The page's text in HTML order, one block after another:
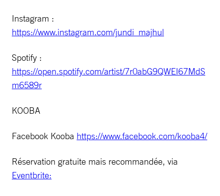
Instagram :
https://www.instagram.com/jundi_majhul
Spotify :
https://open.spotify.com/artist/7r0abG9QWEI67MdS
m6589r
KOOBA
Facebook Kooba https://www.facebook.com/kooba4/
Réservation gratuite mais recommandée, via
Eventbrite: